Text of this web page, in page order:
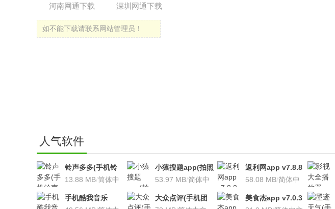
河南网通下载
深圳网通下载
如不能下载请联系网站管理员！
人气软件
铃声多多(手机铃
声软件)v8.7.66 安
13.88 MB/简体中
小猿搜题app(拍照
搜题利器)V9.7.2安
53.97 MB/简体中
返利网app v7.8.8
安卓版
58.08 MB/简体中
手机酷我音乐
大众点评(手机团
美食杰app v7.0.3